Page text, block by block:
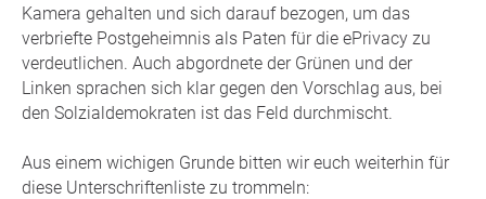
Kamera gehalten und sich darauf bezogen, um das
verbriefte Postgeheimnis als Paten für die ePrivacy zu
verdeutlichen. Auch abgordnete der Grünen und der
Linken sprachen sich klar gegen den Vorschlag aus, bei
den Solzialdemokraten ist das Feld durchmischt.
Aus einem wichigen Grunde bitten wir euch weiterhin für
diese Unterschriftenliste zu trommeln: